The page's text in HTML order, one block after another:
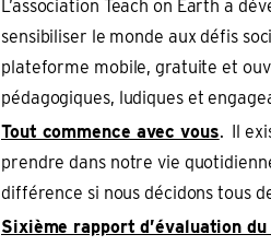
L’association Teach on Earth a
sensibiliser le monde aux défis
plateforme mobile, gratuite et
pédagogiques, ludiques et
Tout commence avec vous. Il
prendre dans notre vie
différence si nous décidons tous
Sixième rapport d’évaluation du